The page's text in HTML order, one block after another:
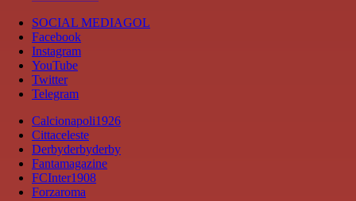
SOCIAL MEDIAGOL
Facebook
Instagram
YouTube
Twitter
Telegram
Calcionapoli1926
Cittaceleste
Derbyderbyderby
Fantamagazine
FCInter1908
Forzaroma